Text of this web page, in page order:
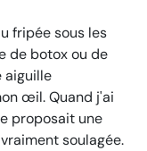
fripée sous les
de botox ou de
aiguille
œil. Quand j'ai
proposait une
soulagée.